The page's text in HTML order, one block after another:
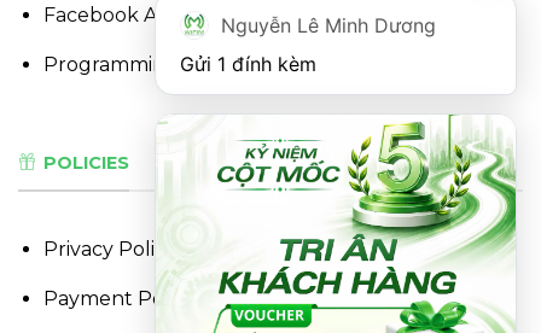
Facebook Advertising Services
Programming, Design, Media Services,..
POLICIES
Privacy Policy
Payment Policy
Nguyễn Lê Minh Dương
Gửi 1 đính kèm